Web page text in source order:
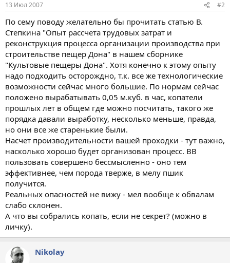
13 Июл 2007 #2
По сему поводу желательно бы прочитать статью В.
Степкина "Опыт рассчета трудовых затрат и
реконструкция процесса организации производства при
строительстве пещер Дона" в нашем сборнике
"Культовые пещеры Дона". Хотя конечно к этому опыту
надо подходить осторождно, т.к. все же технологические
возможности сейчас много большие. По нормам сейчас
положено вырабатывать 0,05 м.куб. в час, копатели
прошлых лет в общем где можно посчитать, такого же
порядка давали выработку, несколько меньше, правда,
но они все же старенькие были.
Насчет производительности вашей проходки - тут важно,
насколько хорошо будет организован процесс. ВВ
пользовать совершено бессмысленно - оно тем
эффективнее, чем порода тверже, в мелу пшик
получится.
Реальных опасностей не вижу - мел вообще к обвалам
слабо склонен.
А что вы собрались копать, если не секрет? (можно в
личку).
Nikolay